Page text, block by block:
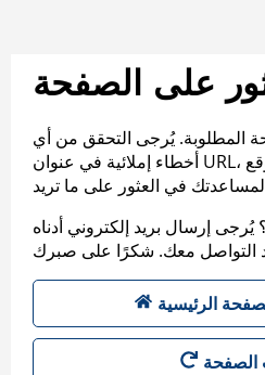
على الصفحة
المطلوبة. يُرجى التحقق من أي
أخطاء إملائية في عنوان URL، أو عرض خريطة الموقع
إرسال بريد إلكتروني أدناه
الرئيسية